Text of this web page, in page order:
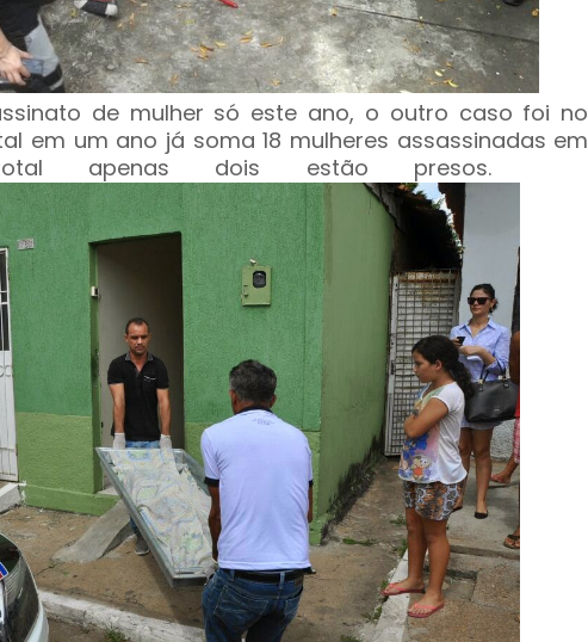
de mulher só este ano, o outro caso foi no
em um ano já soma 18 mulheres assassinadas em
total apenas dois estão presos.